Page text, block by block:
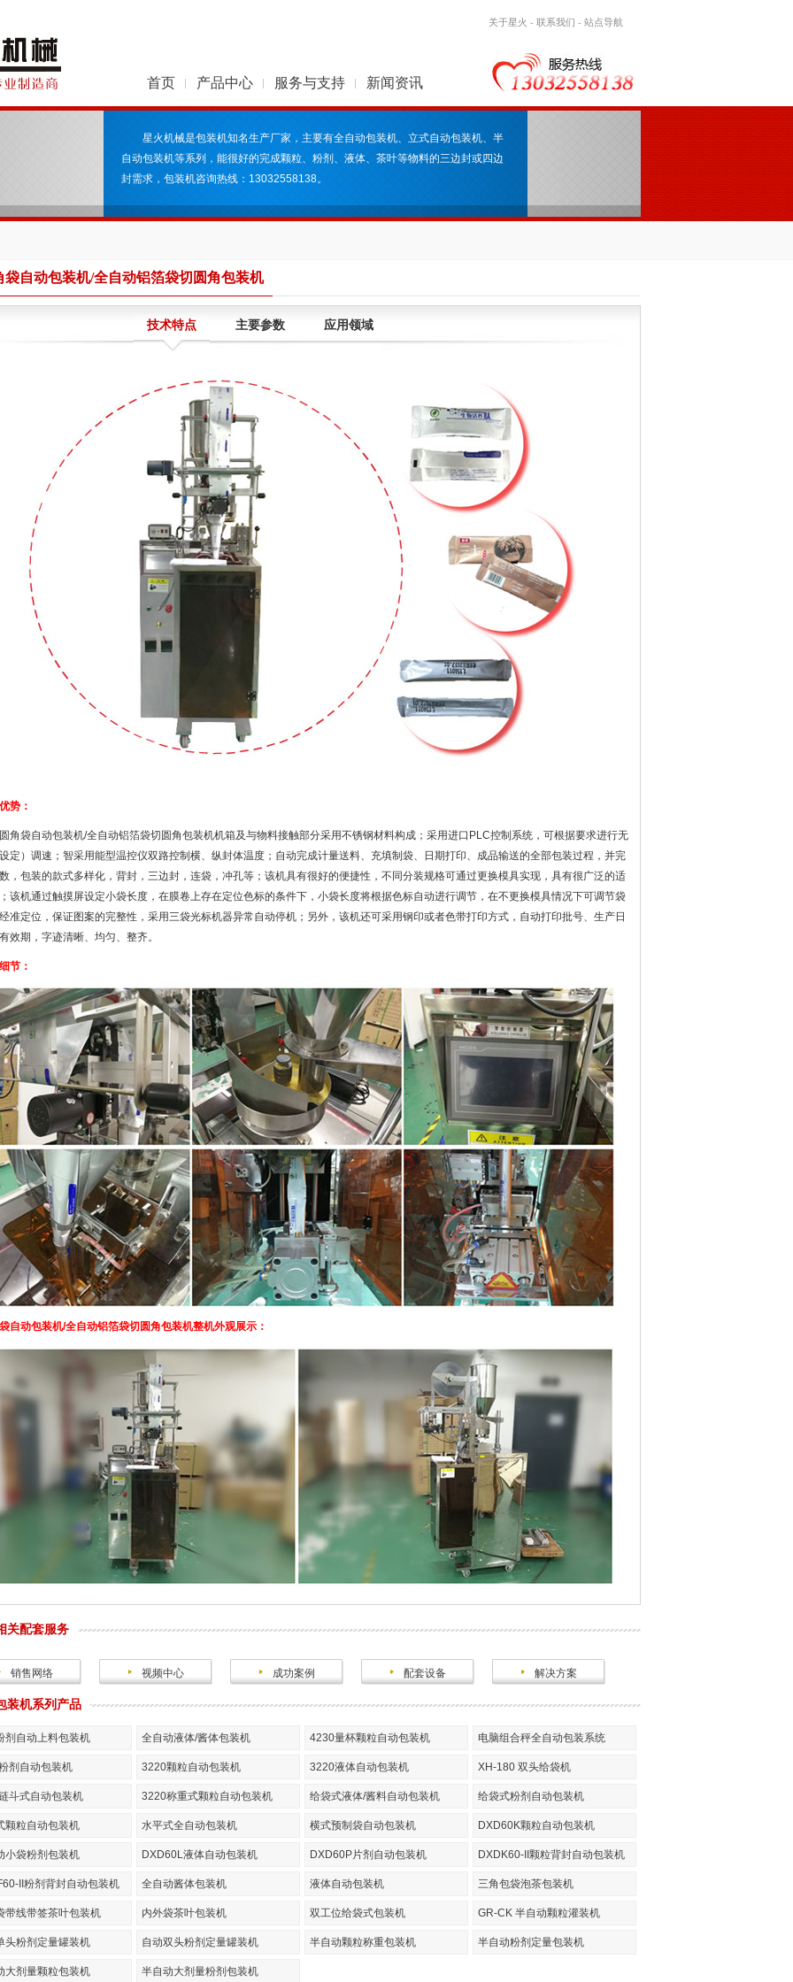
关于星火 - 联系我们 - 站点导航
首页 产品中心 服务与支持 新闻资讯
星火机械是包装机知名生产厂家，主要有全自动包装机、立式自动包装机、半
自动包装机等系列，能很好的完成颗粒、粉剂、液体、茶叶等物料的三边封或四边
封需求，包装机咨询热线：13032558138。
袋自动包装机/全自动铝箔袋切圆角包装机
技术特点 主要参数 应用领域
势：
自动包装机/全自动铝箔袋切圆角包装机机箱及与物料接触部分采用不锈钢材料构成；采用进口PLC控制系统，可根据要求进行无
定）调速；智采用能型温控仪双路控制横、纵封体温度；自动完成计量送料、充填制袋、日期打印、成品输送的全部包装过程，并完
，包装的款式多样化，背封，三边封，连袋，冲孔等；该机具有很好的便捷性，不同分装规格可通过更换模具实现，具有很广泛的适
该机通过触摸屏设定小袋长度，在膜卷上存在定位色标的条件下，小袋长度将根据色标自动进行调节，在不更换模具情况下可调节袋
准定位，保证图案的完整性，采用三袋光标机器异常自动停机；另外，该机还可采用钢印或者色带打印方式，自动打印批号、生产日
效期，字迹清晰、均匀、整齐。
节：
自动包装机/全自动铝箔袋切圆角包装机整机外观展示：
关配套服务
销售网络 视频中心 成功案例 配套设备 解决方案
装机系列产品
剂自动上料包装机 全自动液体/酱体包装机 4230量杯颗粒自动包装机 电脑组合秤全自动包装系统
剂自动包装机 3220颗粒自动包装机 3220液体自动包装机 XH-180 双头给袋机
斗式自动包装机 3220称重式颗粒自动包装机 给袋式液体/酱料自动包装机 给袋式粉剂自动包装机
颗粒自动包装机 水平式全自动包装机 横式预制袋自动包装机 DXD60K颗粒自动包装机
小袋粉剂包装机 DXD60L液体自动包装机 DXD60P片剂自动包装机 DXDK60-II颗粒背封自动包装机
II粉剂背封自动包装机 全自动酱体包装机 液体自动包装机 三角包袋泡茶包装机
带线带签茶叶包装机 内外袋茶叶包装机 双工位给袋式包装机 GR-CK 半自动颗粒灌装机
头粉剂定量罐装机 自动双头粉剂定量罐装机 半自动颗粒称重包装机 半自动粉剂定量包装机
大剂量颗粒包装机 半自动大剂量粉剂包装机